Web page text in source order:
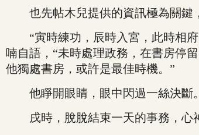
也先帖木兒提供的資訊極為關鍵，
“寅時練功，辰時入宮，此時相府
喃自語，“未時處理政務，在書房停
他獨處書房，或許是最佳時機。”
他睜開眼睛，眼中閃過一絲決斷。
戌時，脫脫結束一天的事務，心神